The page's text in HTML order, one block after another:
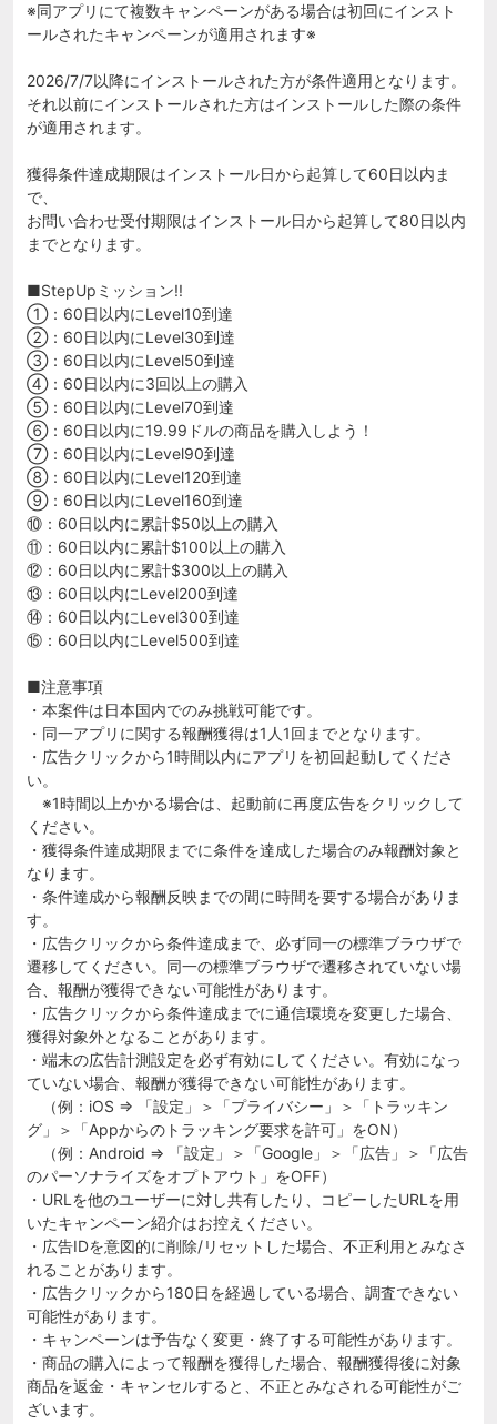
※同アプリにて複数キャンペーンがある場合は初回にインスト
ールされたキャンペーンが適用されます※
2026/7/7以降にインストールされた方が条件適用となります。
それ以前にインストールされた方はインストールした際の条件
が適用されます。
獲得条件達成期限はインストール日から起算して60日以内ま
で、
お問い合わせ受付期限はインストール日から起算して80日以内
までとなります。
■StepUpミッション!!
①：60日以内にLevel10到達
②：60日以内にLevel30到達
③：60日以内にLevel50到達
④：60日以内に3回以上の購入
⑤：60日以内にLevel70到達
⑥：60日以内に19.99ドルの商品を購入しよう！
⑦：60日以内にLevel90到達
⑧：60日以内にLevel120到達
⑨：60日以内にLevel160到達
⑩：60日以内に累計$50以上の購入
⑪：60日以内に累計$100以上の購入
⑫：60日以内に累計$300以上の購入
⑬：60日以内にLevel200到達
⑭：60日以内にLevel300到達
⑮：60日以内にLevel500到達
■注意事項
・本案件は日本国内でのみ挑戦可能です。
・同一アプリに関する報酬獲得は1人1回までとなります。
・広告クリックから1時間以内にアプリを初回起動してくださ
い。
※1時間以上かかる場合は、起動前に再度広告をクリックして
ください。
・獲得条件達成期限までに条件を達成した場合のみ報酬対象と
なります。
・条件達成から報酬反映までの間に時間を要する場合がありま
す。
・広告クリックから条件達成まで、必ず同一の標準ブラウザで
遷移してください。同一の標準ブラウザで遷移されていない場
合、報酬が獲得できない可能性があります。
・広告クリックから条件達成までに通信環境を変更した場合、
獲得対象外となることがあります。
・端末の広告計測設定を必ず有効にしてください。有効になっ
ていない場合、報酬が獲得できない可能性があります。
（例：iOS ⇒ 「設定」＞「プライバシー」＞「トラッキン
グ」＞「Appからのトラッキング要求を許可」をON）
（例：Android ⇒ 「設定」＞「Google」＞「広告」＞「広告
のパーソナライズをオプトアウト」をOFF）
・URLを他のユーザーに対し共有したり、コピーしたURLを用
いたキャンペーン紹介はお控えください。
・広告IDを意図的に削除/リセットした場合、不正利用とみなさ
れることがあります。
・広告クリックから180日を経過している場合、調査できない
可能性があります。
・キャンペーンは予告なく変更・終了する可能性があります。
・商品の購入によって報酬を獲得した場合、報酬獲得後に対象
商品を返金・キャンセルすると、不正とみなされる可能性がご
ざいます。